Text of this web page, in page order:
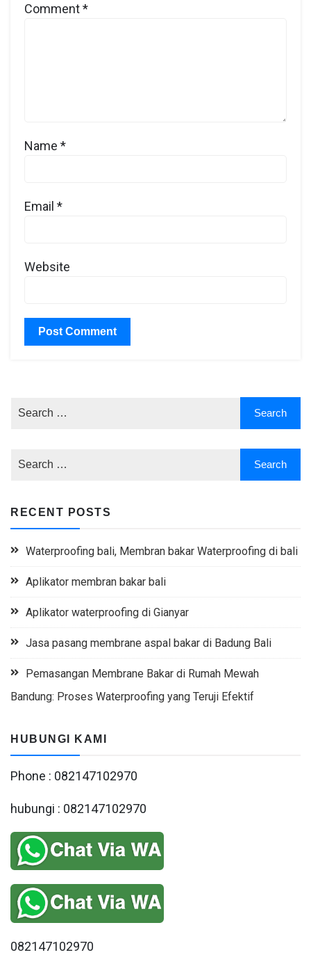
Comment*
Name *
Email *
Website
RECENT POSTS
Waterproofing bali, Membran bakar Waterproofing di bali
Aplikator membran bakar bali
Aplikator waterproofing di Gianyar
Jasa pasang membrane aspal bakar di Badung Bali
Pemasangan Membrane Bakar di Rumah Mewah
Bandung: Proses Waterproofing yang Teruji Efektif
HUBUNGI KAMI
Phone : 082147102970
hubungi : 082147102970
082147102970